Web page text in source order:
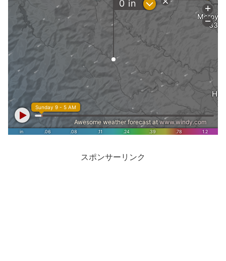
スポンサーリンク